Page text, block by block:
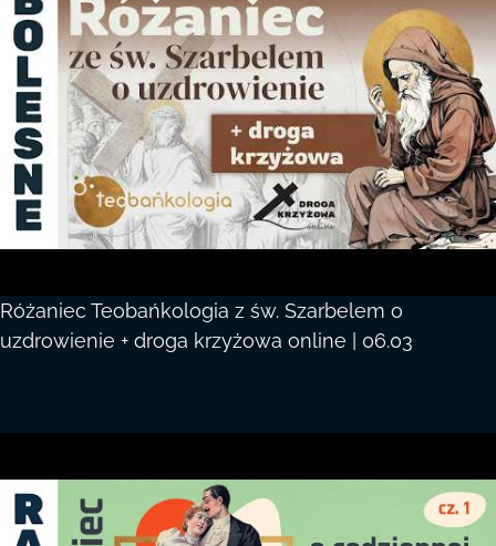
Różaniec Teobańkologia z św. Szarbelem o
uzdrowienie + droga krzyżowa online | 06.03